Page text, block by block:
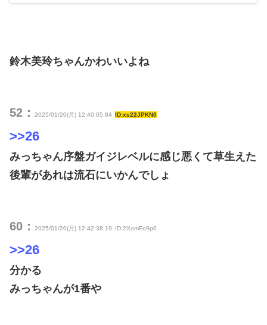
鈴木美玲ちゃんかわいいよね
52： 2025/01/20(月) 12:40:05.84 ID:xs22JPKN0
>>26
みっちゃん序盤ガイジレベルに感じ悪くて草生えた
後輩があれは流石にいかんでしょ
60： 2025/01/20(月) 12:42:38.19 ID:2XomFo9p0
>>26
分かる
みっちゃんが1番や